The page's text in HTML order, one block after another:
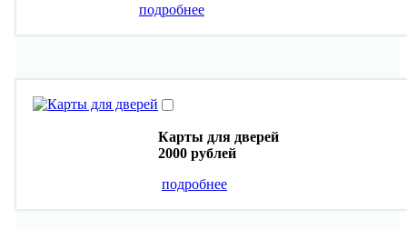
подробнее
Карты для дверей
2000 рублей
подробнее